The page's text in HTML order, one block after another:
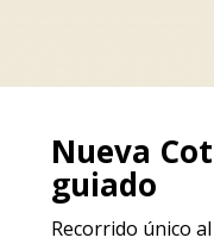
Nueva
guiado
Recorrido único